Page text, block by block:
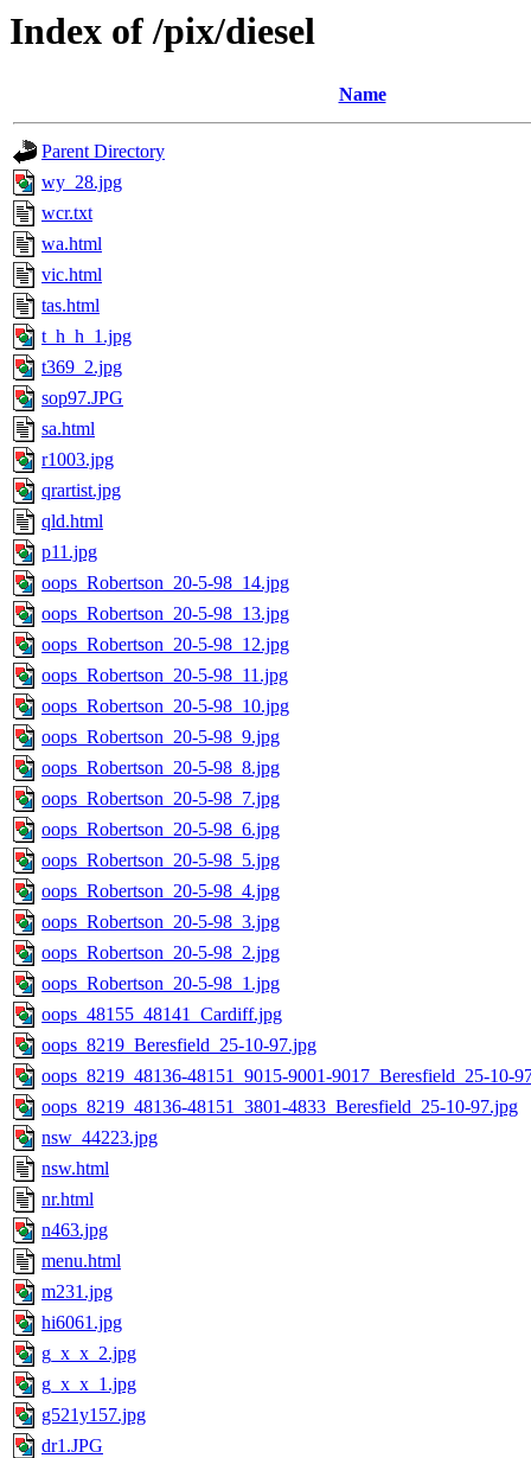
Index of /pix/diesel
Name
Parent Directory
wy_28.jpg
wcr.txt
wa.html
vic.html
tas.html
t_h_h_1.jpg
t369_2.jpg
sop97.JPG
sa.html
r1003.jpg
qrartist.jpg
qld.html
p11.jpg
oops_Robertson_20-5-98_14.jpg
oops_Robertson_20-5-98_13.jpg
oops_Robertson_20-5-98_12.jpg
oops_Robertson_20-5-98_11.jpg
oops_Robertson_20-5-98_10.jpg
oops_Robertson_20-5-98_9.jpg
oops_Robertson_20-5-98_8.jpg
oops_Robertson_20-5-98_7.jpg
oops_Robertson_20-5-98_6.jpg
oops_Robertson_20-5-98_5.jpg
oops_Robertson_20-5-98_4.jpg
oops_Robertson_20-5-98_3.jpg
oops_Robertson_20-5-98_2.jpg
oops_Robertson_20-5-98_1.jpg
oops_48155_48141_Cardiff.jpg
oops_8219_Beresfield_25-10-97.jpg
oops_8219_48136-48151_9015-9001-9017_Beresfield_25-10-
oops_8219_48136-48151_3801-4833_Beresfield_25-10-97.jpg
nsw_44223.jpg
nsw.html
nr.html
n463.jpg
menu.html
m231.jpg
hi6061.jpg
g_x_x_2.jpg
g_x_x_1.jpg
g521y157.jpg
dr1.JPG